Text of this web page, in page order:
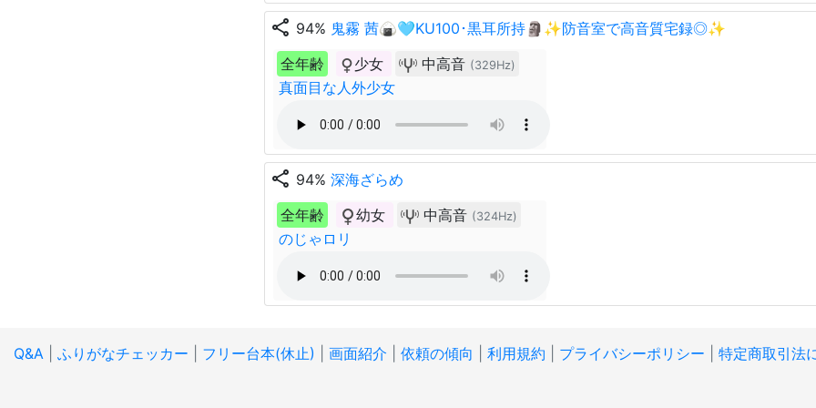
share 94% 鬼霧 茜🍙️🩵KU100･黒耳所持🗿✨防音室で高音質宅録◎✨
全年齢
少女 中高音 (329Hz)
真面目な人外少女
share 94% 深海ざらめ
全年齢
幼女 中高音 (324Hz)
のじゃロリ
Q&A ふりがなチェッカー フリー台本(休止) 画面紹介 依頼の傾向 利用規約 プライバシーポリシー 特定商取引法